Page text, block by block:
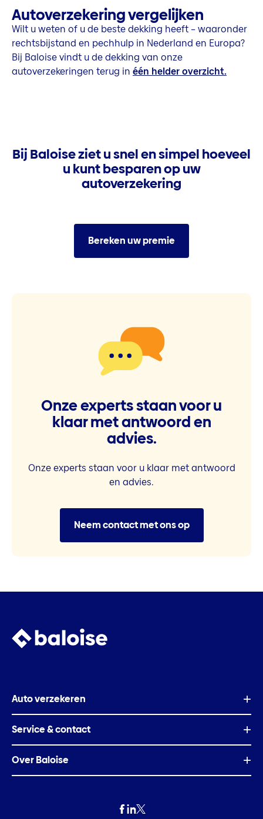
Autoverzekering vergelijken
Wilt u weten of u de beste dekking heeft – waaronder
rechtsbijstand en pechhulp in Nederland en Europa?
Bij Baloise vindt u de dekking van onze
autoverzekeringen terug in één helder overzicht.
Bij Baloise ziet u snel en simpel hoeveel
u kunt besparen op uw
autoverzekering
Bereken uw premie
Onze experts staan voor u
klaar met antwoord en
advies.
Onze experts staan voor u klaar met antwoord
en advies.
Neem contact met ons op
Auto verzekeren
Service & contact
Over Baloise